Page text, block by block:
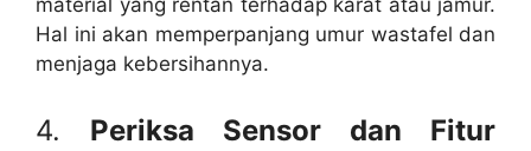
material yang rentan terhadap karat atau jamur.
Hal ini akan memperpanjang umur wastafel dan
menjaga kebersihannya.
4. Periksa Sensor dan Fitur